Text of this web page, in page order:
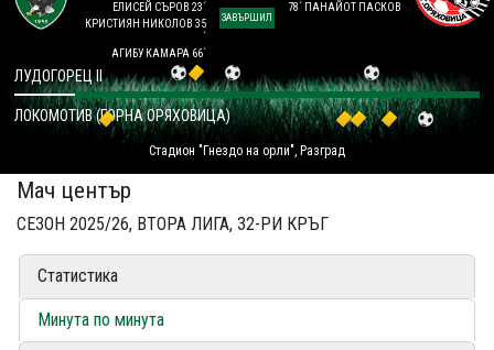
НА ТЕРЕНА
СТАДИОН & БАЗИ
КЛУБ
ЕЛИСЕЙ СЪРОВ 23´
КРИСТИЯН НИКОЛОВ 35
´
АГИБУ КАМАРА 66´
ЗАВЪРШИЛ
78´ ПАНАЙОТ ПАСКОВ
Стадион "Гнездо на орли", Разград
ЛУДОГОРЕЦ II
ЛОКОМОТИВ (ГОРНА ОРЯХОВИЦА)
Мач център
СЕЗОН 2025/26, ВТОРА ЛИГА, 32-РИ КРЪГ
Статистика
Минута по минута